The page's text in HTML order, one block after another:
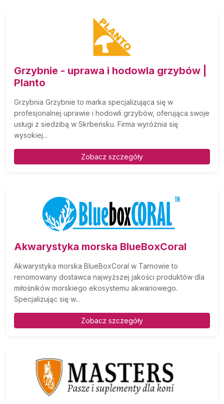
Grzybnie - uprawa i hodowla grzybów |
Planto
Grzybnia Grzybnie to marka specjalizująca się w
profesjonalnej uprawie i hodowli grzybów, oferująca swoje
usługi z siedzibą w Skrbeńsku. Firma wyróżnia się
wysokiej...
Zobacz szczegóły
Akwarystyka morska BlueBoxCoral
Akwarystyka morska BlueBoxCoral w Tarnowie to
renomowany dostawca najwyższej jakości produktów dla
miłośników morskiego ekosystemu akwariowego.
Specjalizując się w...
Zobacz szczegóły